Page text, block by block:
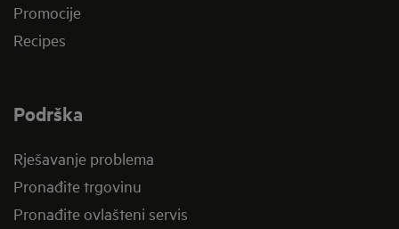
Promocije
Recipes
Podrška
Rješavanje problema
Pronađite trgovinu
Pronađite ovlašteni servis